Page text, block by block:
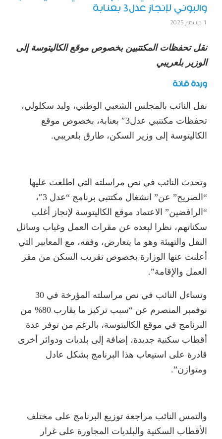
والبوني لإنجاز عدل3 بعنابة
1 ديسمبر 2025
نقل تحفظات المكتتبين بخصوص موقع الكاليتوسة إلى
الوزير بلعريبي
وردة قانة
نقل النائب بالمجلس الشعبي الوطني، وليد سكلولي،
تحفظات مكتتبي عدل3″ بعنابة، بخصوص موقع
الكاليتوسة إلى وزير السكن، طارق بلعريبي.
وتحدث النائب في نص مراسلته التي اطلعت عليها
“الصريح” عن” انشغال مكتتبي برنامج “عدل 3″،
“الرافضين” الاعتماد موقع الكاليتوسة لإنجاز أغلب
سكناتهم، نظرا لبعده عن مقرات العمل وغياب وسائل
النقل والتهيئة وهو ما يتعارض، وفقه، مع المعايير التي
أعلنت عنها الوزارة بخصوص تقريب السكن من مقر
العمل والإقامة”.
وتساءل النائب في نص مراسلته المؤرخة في 30
نوفمبر المنصرم عن “سبب تركيز ما يقارب 80% من
البرنامج في موقع الكاليتوسة، بالرغم من توفر عدة
أقطاب سكنية جديدة، إضافة إلى بلديات ودوائر أخرى
قادرة على استيعاب هذا البرنامج بشكل عادل
ومتوازن”.
والتمس النائب مراجعة توزيع البرنامج على مختلف
الأقطاب السكنية والبلديات المجاورة على غرار